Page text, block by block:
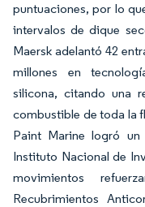
puntuaciones, por lo
intervalos de dique
Maersk adelantó 42
millones en
silicona, citando una
combustible de toda la
Paint Marine logró
Instituto Nacional de
movimientos
Recubrimientos